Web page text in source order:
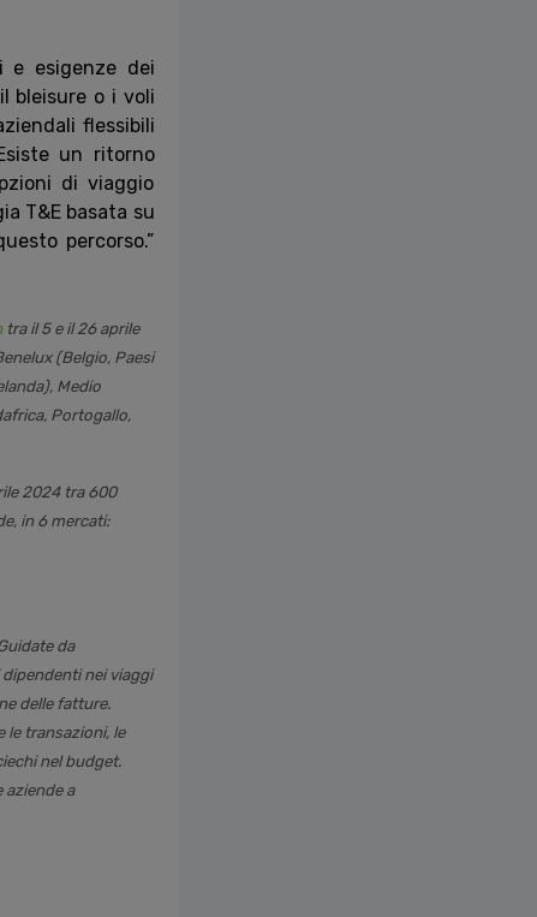
e esigenze dei
bleisure o i voli
flessibili
un ritorno
di viaggio
T&E basata su
percorso.”
tra il 5 e il 26 aprile
(Belgio, Paesi
Medio
Portogallo,
2024 tra 600
in 6 mercati:
da
nei viaggi
delle fatture.
le transazioni, le
nel budget.
a